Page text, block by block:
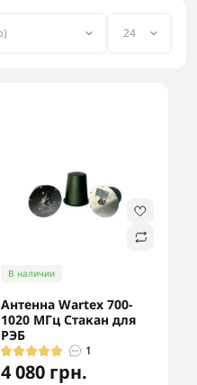
В наличии
Антенна Wartex 700-
1020 МГц Стакан для
РЭБ
1
4 080 грн.